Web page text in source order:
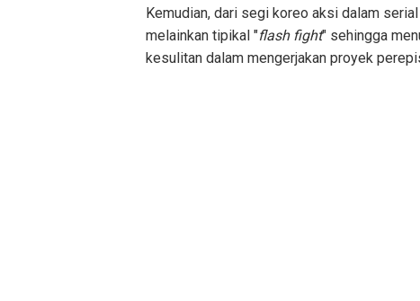
Kemudian, dari segi koreo aksi dalam
melainkan tipikal "flash fight" sehingga
kesulitan dalam mengerjakan proyek